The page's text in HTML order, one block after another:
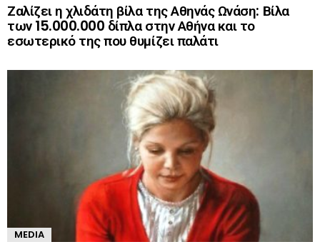
Ζαλίζει η χλιδάτη βίλα της Αθηνάς Ωνάση: Βίλα
των 15.000.000 δίπλα στην Αθήνα και το
εσωτερικό της που θυμίζει παλάτι
MEDIA